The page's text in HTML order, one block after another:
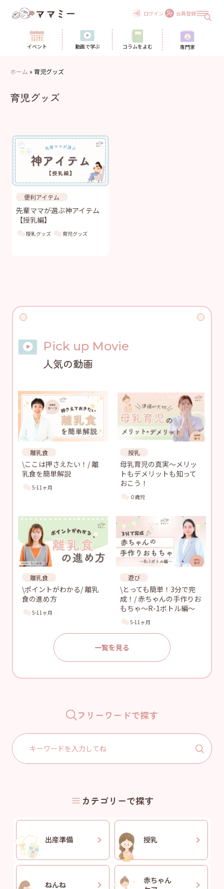
ログイン 会員登録
イベント 動画で学ぶ コラムをよむ 専門家
ホーム » 育児グッズ
育児グッズ
便利アイテム
先輩ママが選ぶ神アイテム
【授乳編】
授乳グッズ 育児グッズ
Pick up Movie
人気の動画
離乳食
\ここは押さえたい！/ 離
乳食を簡単解説
5-11ヶ月
授乳
母乳育児の真実〜メリッ
トもデメリットも知って
おこう！
０歳児
離乳食
\ポイントがわかる/ 離乳
食の進め方
5-11ヶ月
遊び
\とっても簡単！3分で完
成！/ 赤ちゃんの手作りお
もちゃ〜R-1ボトル編〜
5-11ヶ月
一覧を見る
フリーワードで探す
Search
for:
カテゴリーで探す
出産準備 授乳
ねんね
赤ちゃん